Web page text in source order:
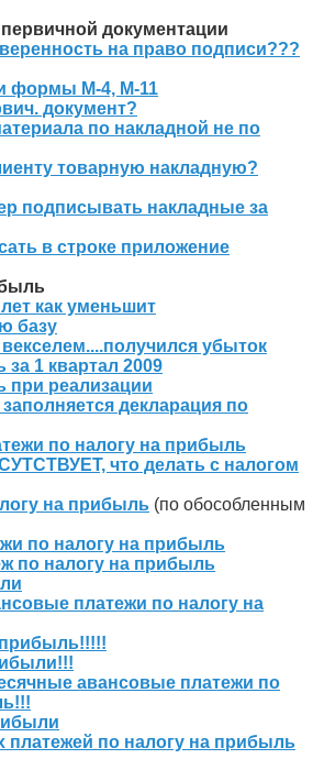
документации
на право подписи???
формы М-4, М-11
документ?
по накладной не по
товарную накладную?
подписывать накладные за
в строке приложение
как уменьшит
базу
убыток
1 квартал 2009
при реализации
декларация по
по налогу на прибыль
что делать с налогом
на прибыль (по обособленным
по налогу на прибыль
по налогу на прибыль
платежи по налогу на
прибыль!!!!!
авансовые платежи по
платежей по налогу на прибыль